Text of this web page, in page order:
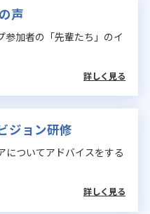
声
加者の「先輩たち」のイ
詳しく見る
ジョン研修
についてアドバイスをする
詳しく見る